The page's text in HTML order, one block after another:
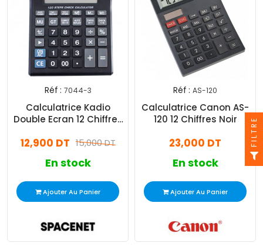
Réf : 7044-3
Calculatrice Kadio
Double Ecran 12 Chiffres
15,000 DT
12,900 DT
En stock
Ajouter Au Panier
Réf : AS-120
Calculatrice Canon AS-
120 12 Chiffres Noir
23,000 DT
En stock
Ajouter Au Panier
FILTRE